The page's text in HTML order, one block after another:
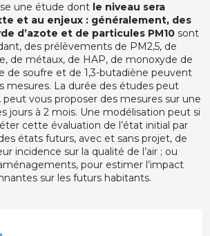
une étude dont le niveau sera
et au enjeux : généralement, des
d’azote et de particules PM10 sont
des prélèvements de PM2,5, de
de métaux, de HAP, de monoxyde de
de soufre et de 1,3-butadiène peuvent
mesures. La durée des études peut
peut vous proposer des mesures sur une
jours à 2 mois. Une modélisation peut si
cette évaluation de l’état initial par
états futurs, avec et sans projet, de
incidence sur la qualité de l’air ; ou
pour estimer l’impact
sur les futurs habitants.